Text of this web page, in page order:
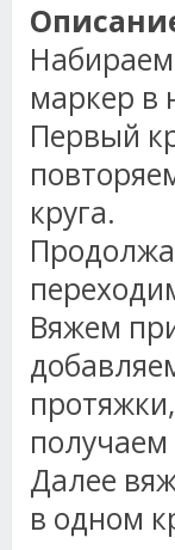
маркер в
Первый
круга.
Вяжем
получаем
Далее
в одном